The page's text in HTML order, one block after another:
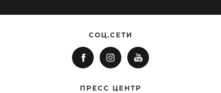
СОЦ.СЕТИ
ПРЕСС ЦЕНТР